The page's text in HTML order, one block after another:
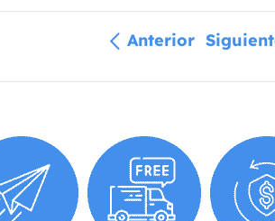
Anterior